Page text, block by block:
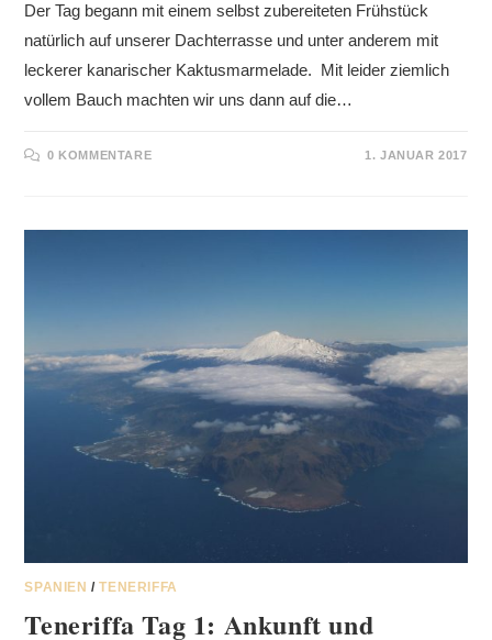
Der Tag begann mit einem selbst zubereiteten Frühstück
natürlich auf unserer Dachterrasse und unter anderem mit
leckerer kanarischer Kaktusmarmelade. Mit leider ziemlich
vollem Bauch machten wir uns dann auf die…
0 KOMMENTARE 1. JANUAR 2017
SPANIEN /TENERIFFA
Teneriffa Tag 1: Ankunft und